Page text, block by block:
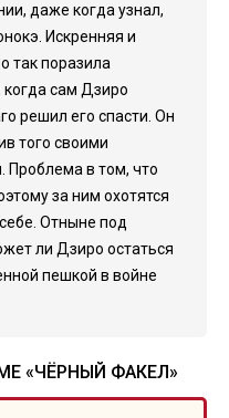
даже когда узнал,
Искренняя и
так поразила
когда сам Дзиро
решил его спасти. Он
того своими
Проблема в том, что
за ним охотятся
Отныне под
ли Дзиро остаться
пешкой в войне
«ЧЁРНЫЙ ФАКЕЛ»